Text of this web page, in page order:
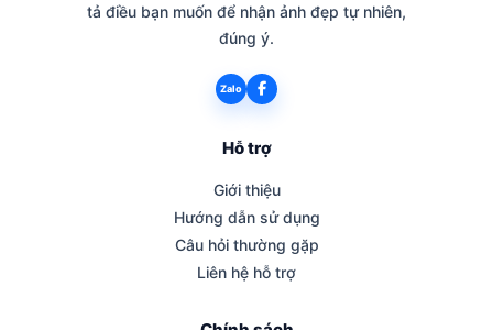
tả điều bạn muốn để nhận ảnh đẹp tự nhiên,
đúng ý.
Zalo
Hỗ trợ
Giới thiệu
Hướng dẫn sử dụng
Câu hỏi thường gặp
Liên hệ hỗ trợ